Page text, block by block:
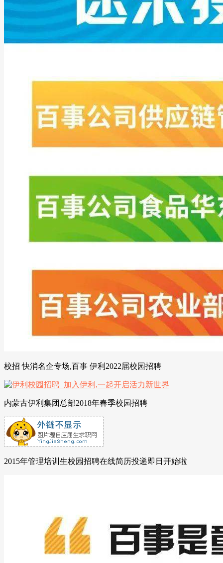
校招 快消名企专场,百事 伊利2022届校园招聘
内蒙古伊利集团总部2018年春季校园招聘
2015年管理培训生校园招聘在线简历投递即日开始啦